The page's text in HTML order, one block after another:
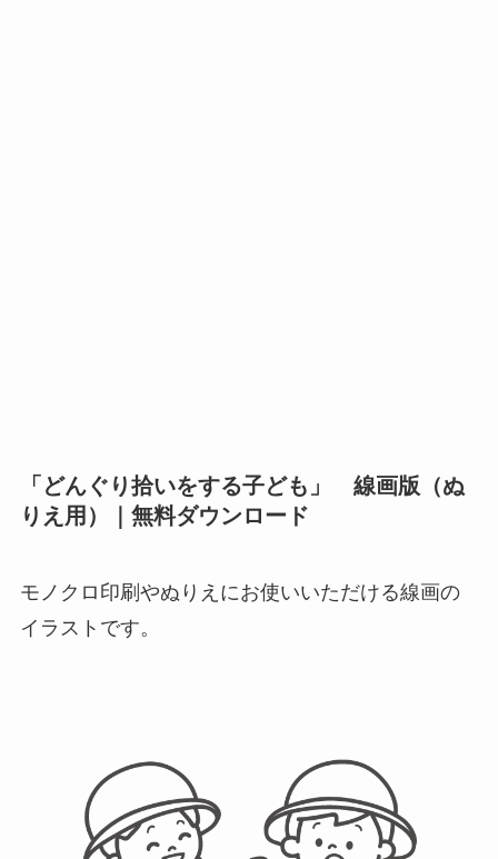
「どんぐり拾いをする子ども」 線画版（ぬ
りえ用）｜無料ダウンロード
モノクロ印刷やぬりえにお使いいただける線画の
イラストです。